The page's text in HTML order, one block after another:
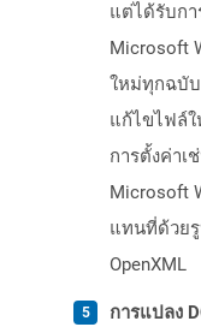
แต่ได้รับก
Microsoft
ใหม่ทุกฉบั
แก้ไขไฟล์ใ
การตั้งค่าเ
Microsoft
แทนที่ด้วย
OpenXML
การแปลง